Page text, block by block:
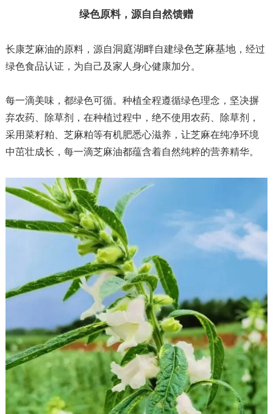
绿色原料，源自自然馈赠
长康芝麻油的原料，源自洞庭湖畔自建绿色芝麻基地，经过
绿色食品认证， 为自己及家人身心健康加分。
每一滴美味，都绿色可循。种植全程遵循绿色理念，坚决摒
弃农药、除草剂，在种植过程中，绝不使用农药、除草剂，
采用菜籽粕、芝麻粕等有机肥悉心滋养，让芝麻在纯净环境
中茁壮成长，每一滴芝麻油都蕴含着自然纯粹的营养精华。